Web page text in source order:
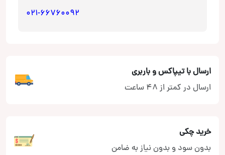
021-66760092
ارسال با تیپاکس و باربری
ارسال در کمتر از 48 ساعت
خرید چکی
بدون سود و بدون نیاز به ضامن